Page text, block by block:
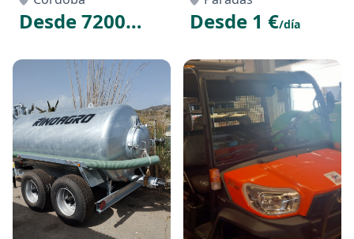
Desde 7200
Desde 1 €/día